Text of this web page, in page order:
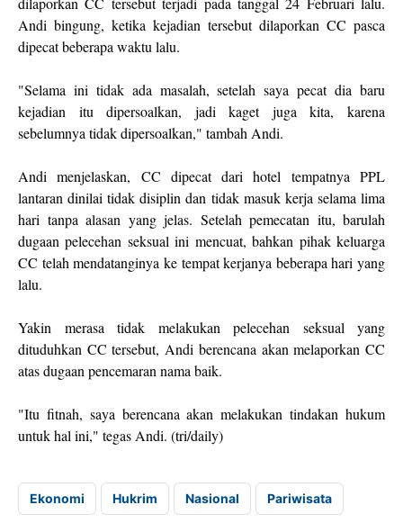
Andi bingung, ketika kejadian tersebut dilaporkan CC pasca
dipecat beberapa waktu lalu.
"Selama ini tidak ada masalah, setelah saya pecat dia baru
kejadian itu dipersoalkan, jadi kaget juga kita, karena
sebelumnya tidak dipersoalkan," tambah Andi.
Andi menjelaskan, CC dipecat dari hotel tempatnya PPL
lantaran dinilai tidak disiplin dan tidak masuk kerja selama lima
hari tanpa alasan yang jelas. Setelah pemecatan itu, barulah
dugaan pelecehan seksual ini mencuat, bahkan pihak keluarga
CC telah mendatanginya ke tempat kerjanya beberapa hari yang
lalu.
Yakin merasa tidak melakukan pelecehan seksual yang
dituduhkan CC tersebut, Andi berencana akan melaporkan CC
atas dugaan pencemaran nama baik.
"Itu fitnah, saya berencana akan melakukan tindakan hukum
untuk hal ini," tegas Andi. (tri/daily)
Ekonomi Hukrim Nasional Pariwisata